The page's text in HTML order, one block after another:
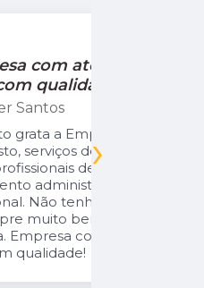
Gás.
reclamar,
pela
›